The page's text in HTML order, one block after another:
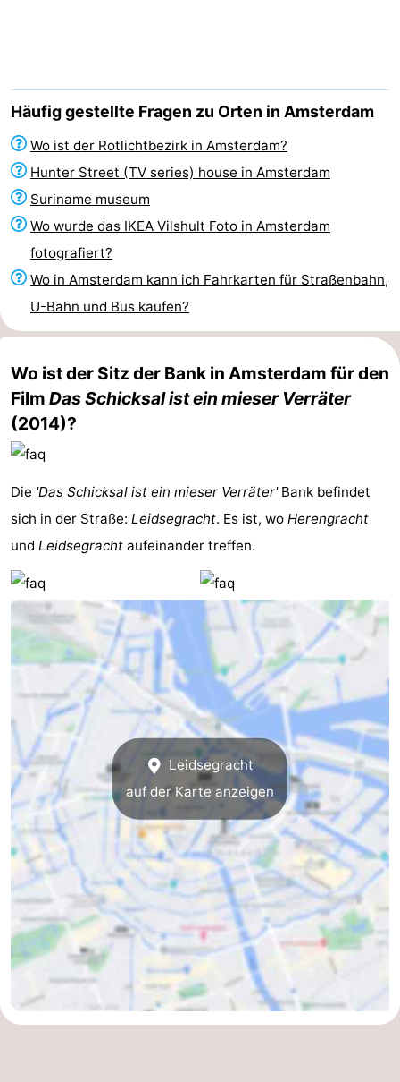
Amsterdamse
Bos
Spaarnwoude
Hotels
Zimmer
(mit
Frühstück)
Lastminutes
Museen
Attraktionen
Sehen
tun
Museen
-
Denkmäler
-
Kirchen
-
Rundfahrten
-
Experiences
Dörfer
&
Städte
Führungen
Sport
Radfahren
-
Wandern
Unterhaltung
Nachtleben
Essen
und
trinken
Einkäufen
Märkte
-
Häufig gestellte Fragen zu Orten in Amsterdam
Wo ist der Rotlichtbezirk in Amsterdam?
Hunter Street (TV series) house in Amsterdam
Suriname museum
Wo wurde das IKEA Vilshult Foto in Amsterdam
fotografiert?
Wo in Amsterdam kann ich Fahrkarten für Straßenbahn,
U-Bahn und Bus kaufen?
Wo ist der Sitz der Bank in Amsterdam für den
Film Das Schicksal ist ein mieser Verräter
(2014)?
Die 'Das Schicksal ist ein mieser Verräter'Bank befindet
sich in der Straße: Leidsegracht. Es ist, wo Herengracht
und Leidsegracht aufeinander treffen.
Leidsegracht
auf der Karte anzeigen